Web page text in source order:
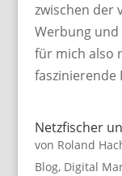
zwischen der
Werbung
für mich also
faszinierende
Netzfischer
von Roland
Blog, Digital